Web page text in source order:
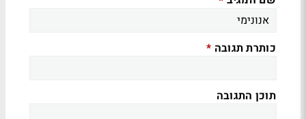
כותרת תגובה *
תוכן התגובה